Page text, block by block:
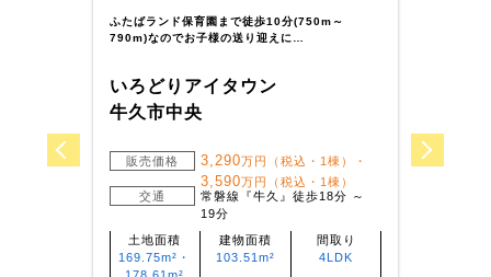
ふたばランド保育園まで徒歩10分(750m～
790m)なのでお子様の送り迎えに…
いろどりアイタウン
牛久市中央
販売価格 3,290万円（税込・1棟）・
3,590万円（税込・1棟）
交通
常磐線『牛久』徒歩18分 ～
19分
土地面積
169.75m²・
建物面積
103.51m²
間取り
4LDK